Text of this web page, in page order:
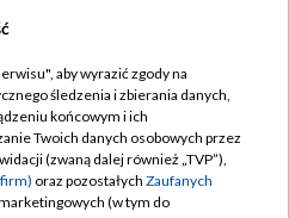
TVP
TVP
TVP
TVP
prywatności
aby wyrazić zgody na
śledzenia i zbierania danych,
końcowym i ich
Twoich danych osobowych przez
(zwaną dalej również „TVP”),
oraz pozostałych Zaufanych
(w tym do